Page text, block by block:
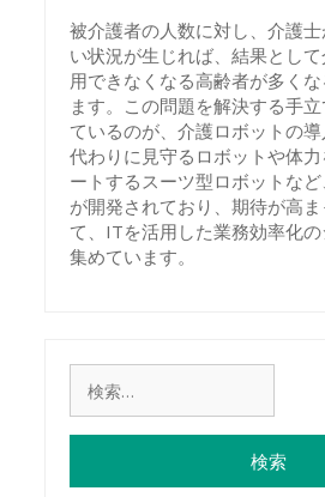
被介護者の人数に対し、介護
い状況が生じれば、結果とし
用できなくなる高齢者が多く
ます。この問題を解決する手
ているのが、介護ロボットの
代わりに見守るロボットや体
ートするスーツ型ロボットな
が開発されており、期待が高
て、ITを活用した業務効率化
集めています。
索: